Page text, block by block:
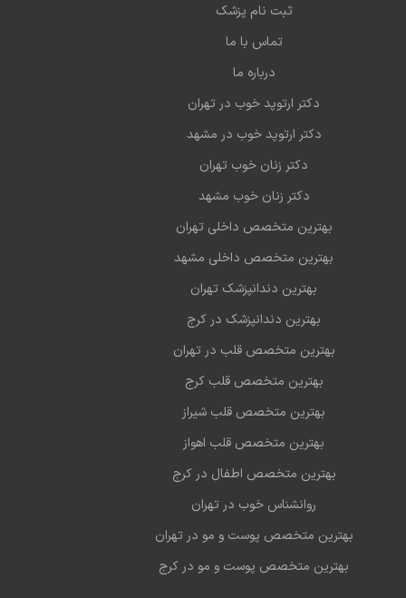
ثبت نام پزشک
تماس با ما
درباره ما
دکتر ارتوپد خوب در تهران
دکتر ارتوپد خوب در مشهد
دکتر زنان خوب تهران
دکتر زنان خوب مشهد
بهترین متخصص داخلی تهران
بهترین متخصص داخلی مشهد
بهترین دندانپزشک تهران
بهترین دندانپزشک در کرج
بهترین متخصص قلب در تهران
بهترین متخصص قلب کرج
بهترین متخصص قلب شیراز
بهترین متخصص قلب اهواز
بهترین متخصص اطفال در کرج
روانشناس خوب در تهران
بهترین متخصص پوست و مو در تهران
بهترین متخصص پوست و مو در کرج